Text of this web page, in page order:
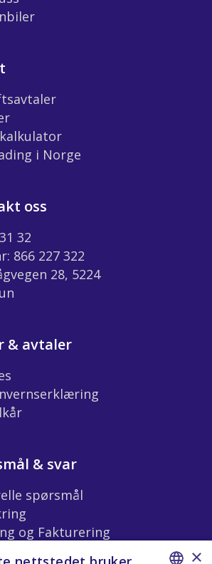
i Norge
oss
32
866 227 322
28, 5224
& avtaler
& svar
spørsmål
og Fakturering
×